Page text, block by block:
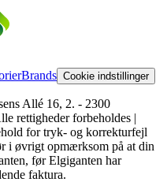
Brands Cookie indstillinger
Allé 16, 2. - 2300
rettigheder forbeholdes |
for tryk- og korrekturfejl
i øvrigt opmærksom på at din
før Elgiganten har
faktura.